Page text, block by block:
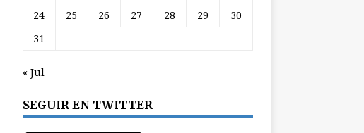
24 25 26 27 28 29 30
31
« Jul
SEGUIR EN TWITTER